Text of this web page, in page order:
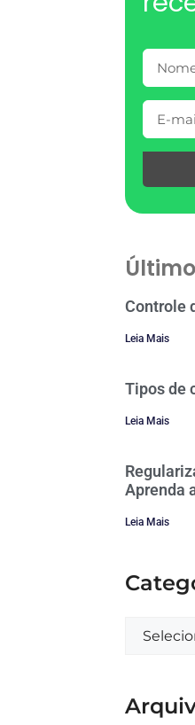
Controle
Leia Mais
Tipos de
Leia Mais
Aprenda
Leia Mais